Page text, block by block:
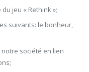
jeu « Rethink »;
suivants: le bonheur,
société en lien